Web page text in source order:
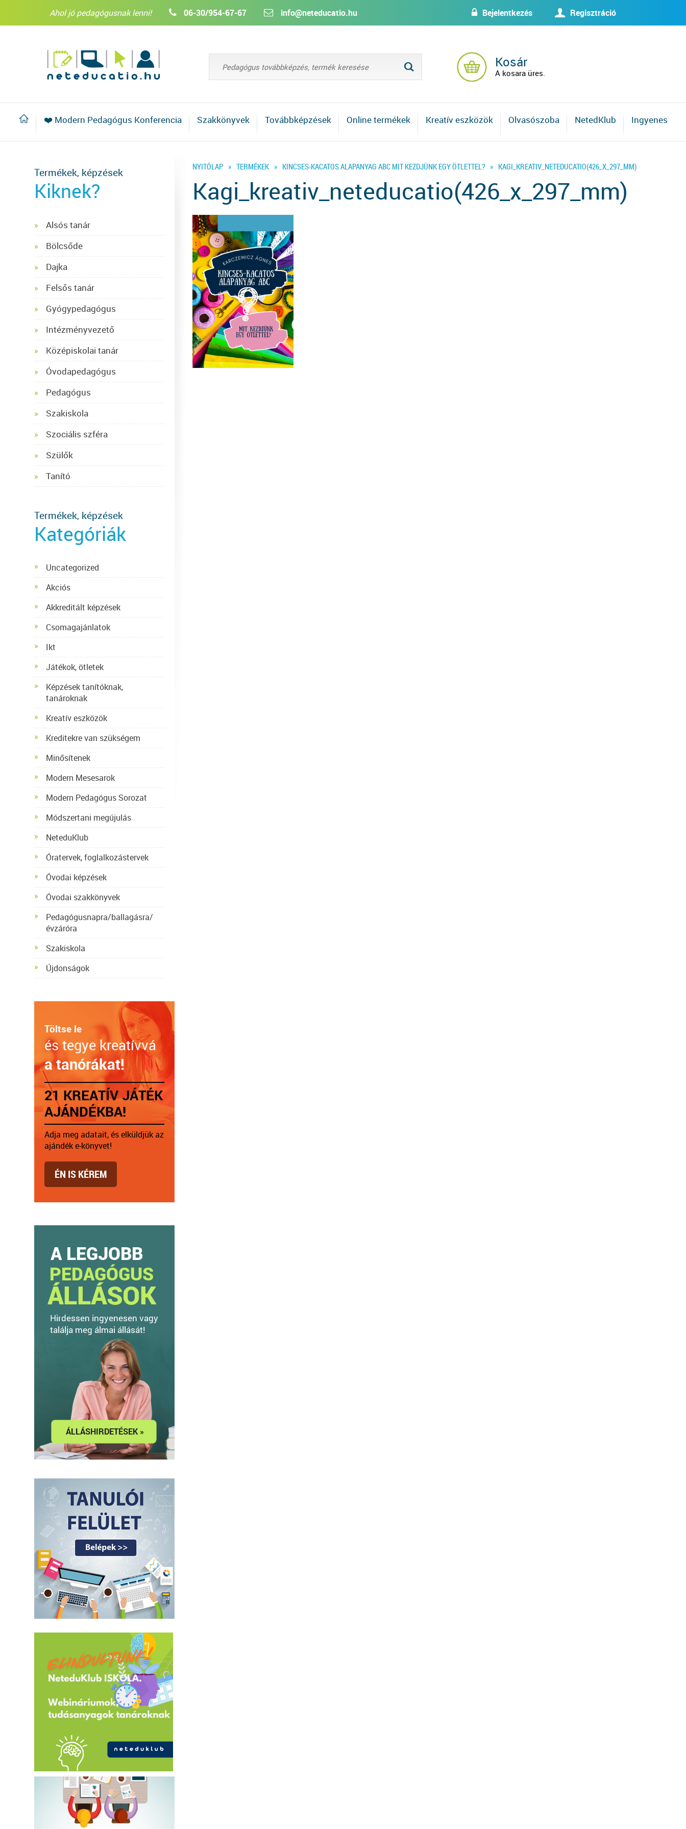
w Bejelentkezés U Regisztráció
Ahol jó pedagógusnak lenni! 06-30/954-67-67 info@neteducatio.hu
L Kosár
A kosara üres.
❤️ Modern Pedagógus Konferencia Szakkönyvek Továbbképzések Online termékek Kreatív eszközök Olvasószoba NetedKlub Ingyenes
NYITÓLAP » TERMÉKEK » KINCSES-KACATOS ALAPANYAG ABC MIT KEZDJÜNK EGY ÖTLETTEL? » KAGI_KREATIV_NETEDUCATIO(426_X_297_MM)
Kagi_kreativ_neteducatio(426_x_297_mm)
Termékek, képzések
Kiknek?
Alsós tanár
Bölcsőde
Dajka
Felsős tanár
Gyógypedagógus
Intézményvezető
Középiskolai tanár
Óvodapedagógus
Pedagógus
Szakiskola
Szociális szféra
Szülők
Tanító
Termékek, képzések
Kategóriák
Uncategorized
Akciós
Akkreditált képzések
Csomagajánlatok
Ikt
Játékok, ötletek
Képzések tanítóknak,
tanároknak
Kreatív eszközök
Kreditekre van szükségem
Minősítenek
Modern Mesesarok
Modern Pedagógus Sorozat
Módszertani megújulás
NeteduKlub
Óratervek, foglalkozástervek
Óvodai képzések
Óvodai szakkönyvek
Pedagógusnapra/ballagásra/
évzáróra
Szakiskola
Újdonságok
Töltse le
és tegye kreatívvá
a tanórákat!
21 KREATÍV JÁTÉK
AJÁNDÉKBA!
Adja meg adatait, és elküldjük az
ajándék e-könyvet!
ÉN IS KÉREM